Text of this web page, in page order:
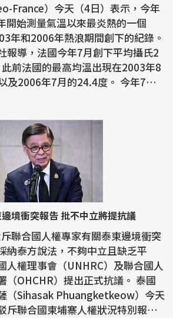
France）今天（4日）表示，今年
開始測量氣溫以來最炎熱的一個
年和2006年熱浪期間創下的紀錄。
報導，法國今年7月創下平均攝氏2
前法國的最高均溫出現在2003年8
年7月的24.4度。 今年7月
境衝突報告 批不中立將提抗議
聯合國人權專家有關泰柬邊境衝突
納泰方說法，不夠中立且缺乏平
人權理事會（UNHRC）及聯合國人
OHCHR）提出正式抗議。 泰國
（Sihasak Phuangketkeow）今天
斥聯合國柬埔寨人權狀況特別報告